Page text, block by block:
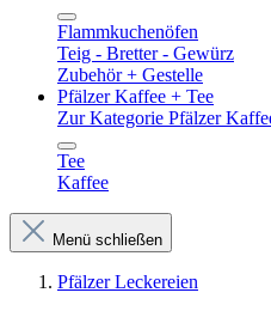
Flammkuchenöfen
Teig - Bretter - Gewürz
Zubehör + Gestelle
Pfälzer Kaffee + Tee
Zur Kategorie Pfälzer
Tee
Kaffee
Menü schließen
Pfälzer Leckereien